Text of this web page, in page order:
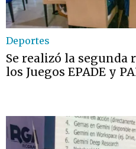
Deportes
Se realizó la
los Juegos EPADE y